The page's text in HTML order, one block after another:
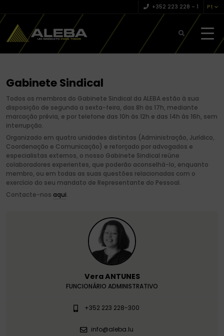
+352 223 228 – 1 Pt
Gabinete Sindical
Todos os membros do Gabinete Sindical da ALEBA estão à sua
disposição de segunda a sexta-feira, das 8h às 17h, mediante
marcação prévia, e por telefone das 10h às 12h e das 14h às 16h, sem
interrupção.
Organizado em quatro unidades distintas (Administração, Jurídico,
Coordenação e Comunicação) e reforçado por advogados e
especialistas externos, o nosso Gabinete Sindical reúne
colaboradores experientes, que poderão aconselhá-lo, enquanto
membro, ou em todas as suas questões relacionadas com o
exercício do seu mandato de Representante do Pessoal.
Contacte-nos aqui.
Vera ANTUNES
FUNCIONÁRIO ADMINISTRATIVO
+352 223 228-300
info@aleba.lu